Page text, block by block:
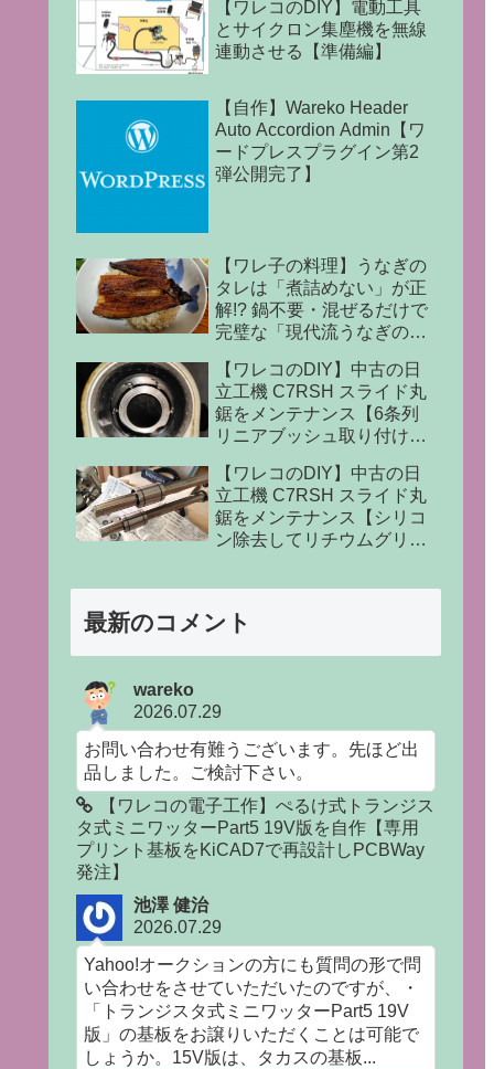
【ワレコのDIY】電動工具
とサイクロン集塵機を無線
連動させる【準備編】
【自作】Wareko Header
Auto Accordion Admin【ワ
ードプレスプラグイン第2
弾公開完了】
【ワレ子の料理】うなぎの
タレは「煮詰めない」が正
解!? 鍋不要・混ぜるだけで
完璧な「現代流うなぎのタ
【ワレコのDIY】中古の日
立工機 C7RSH スライド丸
鋸をメンテナンス【6条列
リニアブッシュ取り付け完
【ワレコのDIY】中古の日
立工機 C7RSH スライド丸
鋸をメンテナンス【シリコ
ン除去してリチウムグリス
最新のコメント
wareko
2026.07.29
お問い合わせ有難うございます。先ほど出
品しました。ご検討下さい。
【ワレコの電子工作】ぺるけ式トランジス
タ式ミニワッターPart5 19V版を自作【専用
プリント基板をKiCAD7で再設計しPCBWay
発注】
池澤 健治
2026.07.29
Yahoo!オークションの方にも質問の形で問
い合わせをさせていただいたのですが、・
「トランジスタ式ミニワッターPart5 19V
版」の基板をお譲りいただくことは可能で
しょうか。15V版は、タカスの基板...